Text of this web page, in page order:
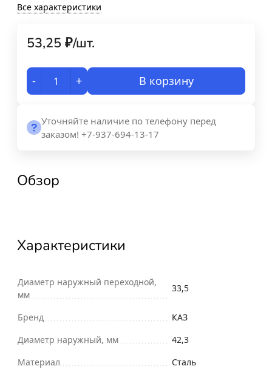
Все характеристики
53,25 ₽/шт.
- + В корзину
Уточняйте наличие по телефону перед
заказом! +7-937-694-13-17
Обзор
Характеристики
Диаметр наружный переходной,
мм
33,5
Бренд
КАЗ
Диаметр наружный, мм
42,3
Материал
Сталь